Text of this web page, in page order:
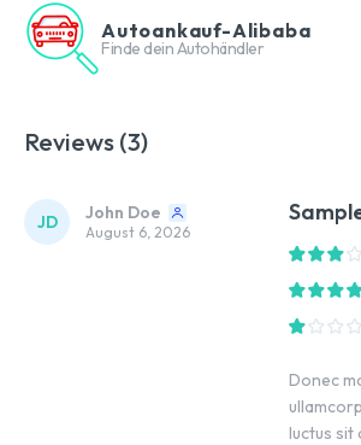
Autoankauf-Alibaba
Finde dein Autohändler
Reviews (3)
JD John Doe
August 6, 2026
Donec
luctus sit